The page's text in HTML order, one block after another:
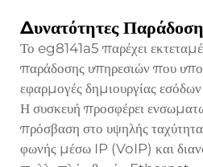
Δυνατότητες
Το eg8141a5 παρέχει
παράδοσης υπηρεσιών που
εφαρμογές δημιουργίας
Η συσκευή προσφέρει
πρόσβαση στο υψηλής
φωνής μέσω IP (VoIP) και